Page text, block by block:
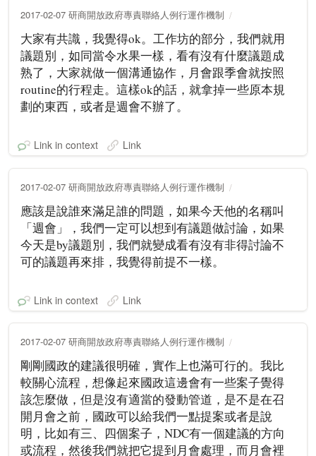
2017-02-07 研商開放政府專責聯絡人例行運作機制
大家有共識，我覺得ok。工作坊的部分，我們就用
議題別，如同當令水果一樣，看有沒有什麼議題成
熟了，大家就做一個溝通協作，月會跟季會就按照
routine的行程走。這樣ok的話，就拿掉一些原本規
劃的東西，或者是週會不辦了。
Link in context Link
2017-02-07 研商開放政府專責聯絡人例行運作機制
應該是說誰來滿足誰的問題，如果今天他的名稱叫
「週會」，我們一定可以想到有議題做討論，如果
今天是by議題別，我們就變成看有沒有非得討論不
可的議題再來排，我覺得前提不一樣。
Link in context Link
2017-02-07 研商開放政府專責聯絡人例行運作機制
剛剛國政的建議很明確，實作上也滿可行的。我比
較關心流程，想像起來國政這邊會有一些案子覺得
該怎麼做，但是沒有適當的發動管道，是不是在召
開月會之前，國政可以給我們一點提案或者是說
明，比如有三、四個案子，NDC有一個建議的方向
或流程，然後我們就把它提到月會處理，而月會裡